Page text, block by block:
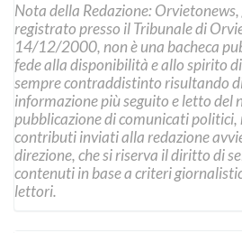
Nota della Redazione:
registrato presso il Tribunale di
14/12/2000, non è una bacheca
fede alla disponibilità e allo spirito
sempre contraddistinto risultando
informazione più seguito e letto del
pubblicazione di comunicati
contributi inviati alla redazione
direzione, che si riserva il diritto di
contenuti in base a criteri
lettori.